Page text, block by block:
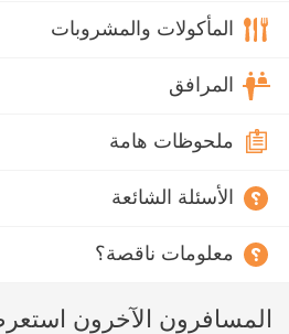
المأكولات والمشروبات
المرافق
ملحوظات هامة
الأسئلة الشائعة
معلومات ناقصة؟
المسافرون الآخرون